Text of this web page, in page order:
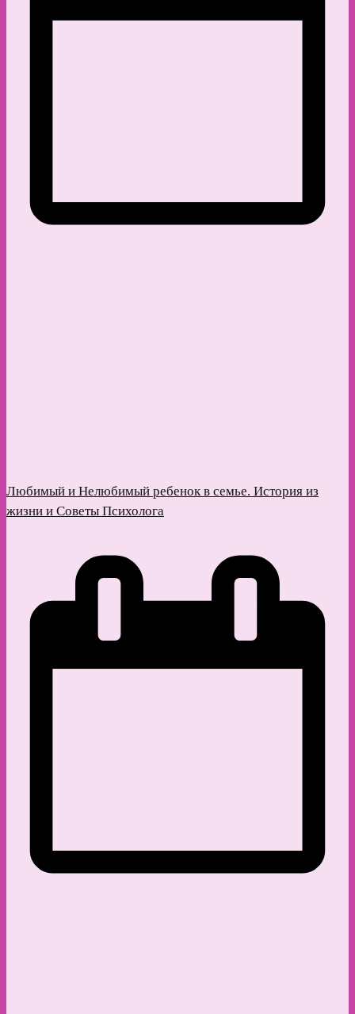
Любимый и Нелюбимый ребенок в семье. История из
жизни и Советы Психолога